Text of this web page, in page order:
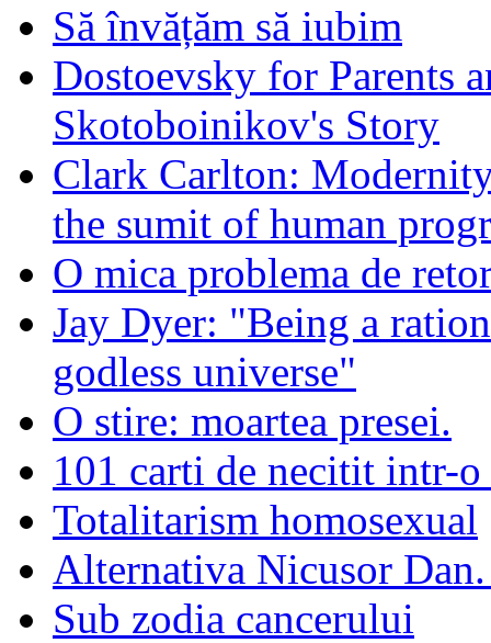
Să învățăm să iubim
Dostoevsky for Parents
Skotoboinikov's Story
Clark Carlton:
the sumit of human
O mica problema de
Jay Dyer: "Being a
godless universe"
O stire: moartea presei.
101 carti de necitit intr-
Totalitarism homosexual
Alternativa Nicusor
Sub zodia cancerului